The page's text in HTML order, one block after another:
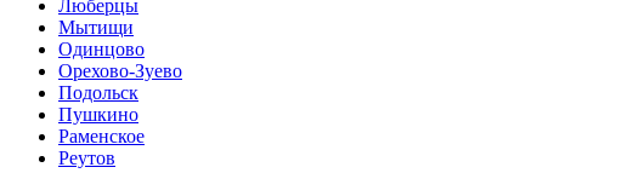
Люберцы
Мытищи
Одинцово
Орехово-Зуево
Подольск
Пушкино
Раменское
Реутов